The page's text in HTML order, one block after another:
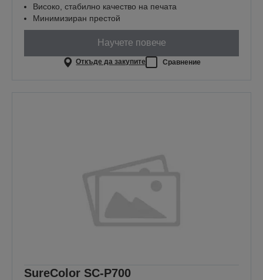
Високо, стабилно качество на печата
Минимизиран престой
Научете повече
Откъде да закупите Сравнение
SureColor SC-P700